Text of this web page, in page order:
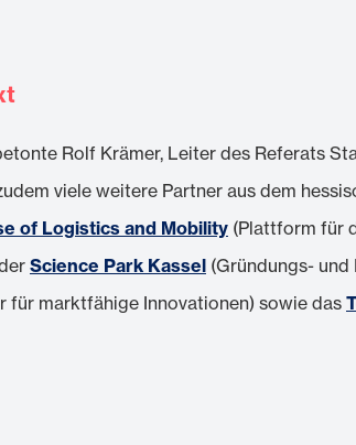
Rolf Krämer, Leiter des Referats
viele weitere Partner aus dem
of Logistics and Mobility (Plattform für
Science Park Kassel (Gründungs-
für marktfähige Innovationen) sowie das